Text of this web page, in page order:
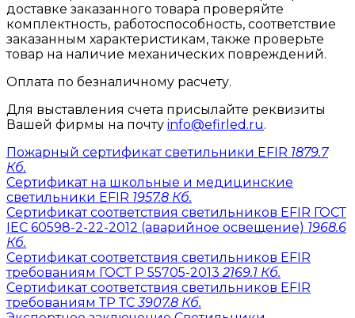
доставке заказанного товара проверяйте
комплектность, работоспособность, соответствие
заказанным характеристикам, также проверьте
товар на наличие механических повреждений.
Оплата по безналичному расчету.
Для выставления счета присылайте реквизиты
Вашей фирмы на почту info@efirled.ru.
Пожарный сертификат светильники EFIR 1879.7
Кб.
Сертификат на школьные и медицинские
светильники EFIR 1957.8 Кб.
Сертификат соответствия светильников EFIR ГОСТ
IEC 60598-2-22-2012 (аварийное освещение) 1968.6
Кб.
Сертификат соответствия светильников EFIR
требованиям ГОСТ Р 55705-2013 2169.1 Кб.
Сертификат соответствия светильников EFIR
требованиям ТР ТС 3907.8 Кб.